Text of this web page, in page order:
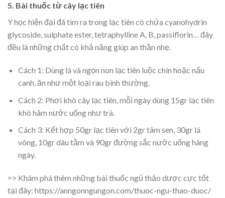
5. Bài thuốc từ cây lạc tiên
Y học hiện đại đã tìm ra trong lạc tiên có chứa cyanohydrin
glycoside, sulphate ester, tetraphylline A, B, passiflorin… đây
đều là những chất có khả năng giúp an thần nhẹ.
Cách 1: Dùng lá và ngọn non lạc tiên luộc chín hoặc nấu
canh, ăn như một loại rau bình thường.
Cách 2: Phơi khô cây lạc tiên, mỗi ngày dùng 15gr lạc tiên
khô hãm nước uống như trà.
Cách 3: Kết hợp 50gr lạc tiên với 2gr tâm sen, 30gr lá
vông, 10gr dâu tằm và 90gr đường sắc nước uống hàng
ngày.
=> Khám phá thêm những bài thuốc ngủ thảo dược cực tốt
tại đây: https://anngonngungon.com/thuoc-ngu-thao-duoc/